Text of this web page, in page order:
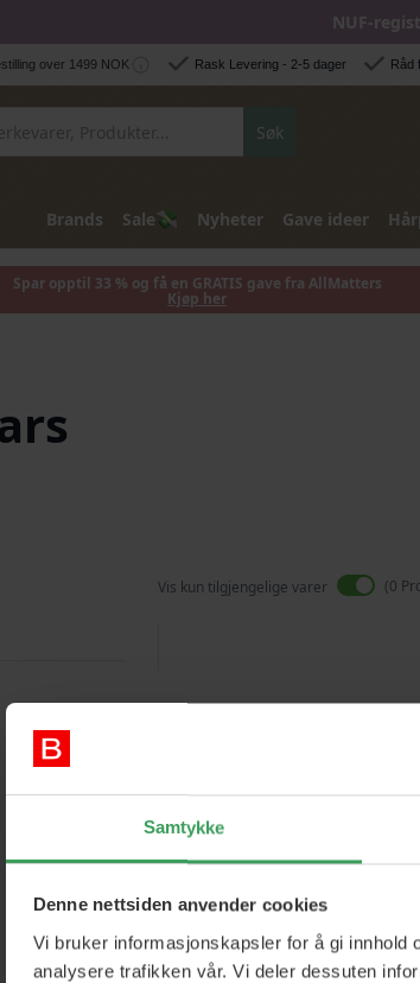
Samtykke
Denne nettsiden anvender cookies
Vi bruker informasjonskapsler for å gi innhold
analysere trafikken vår. Vi deler dessuten
NUF-
over 1499 NOK Rask Levering - 2-5 dager Råd
Søk
Brands Sale💸 Nyheter Gave ideer
Spar opptil 33 % og få en GRATIS gave fra AllMatters
Kjøp her
Vis kun tilgjengelige varer 0